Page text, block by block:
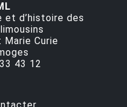
et d’histoire des
Curie
43 12